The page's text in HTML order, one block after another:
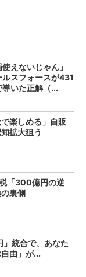
使えないじゃん」
スフォースが431
いた正解（...
楽しめる」自販
拡大狙う
「300億円の逆
裏側
統合で、あなた
由」が...